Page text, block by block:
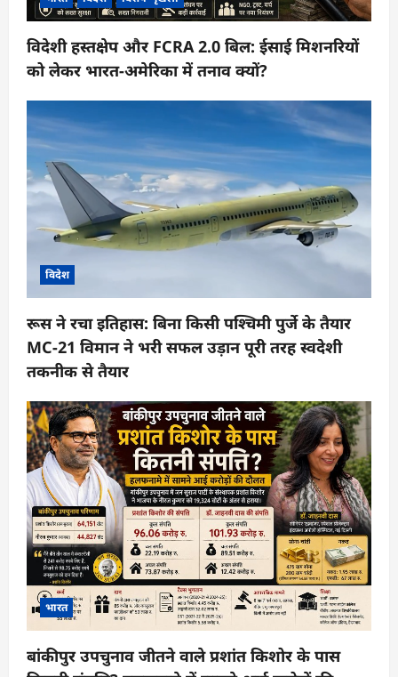
विदेशी हस्तक्षेप और FCRA 2.0 बिल: ईसाई मिशनरियों
को लेकर भारत-अमेरिका में तनाव क्यों?
विदेश
रूस ने रचा इतिहास: बिना किसी पश्चिमी पुर्जे के तैयार
MC-21 विमान ने भरी सफल उड़ान पूरी तरह स्वदेशी
तकनीक से तैयार
भारत
बांकीपुर उपचुनाव जीतने वाले प्रशांत किशोर के पास